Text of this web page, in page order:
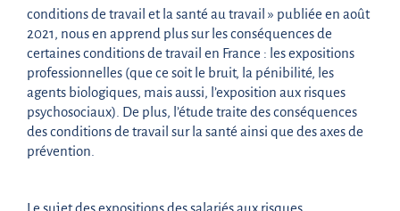
conditions de travail et la santé au travail » publiée en août
2021, nous en apprend plus sur les conséquences de
certaines conditions de travail en France : les expositions
professionnelles (que ce soit le bruit, la pénibilité, les
agents biologiques, mais aussi, l’exposition aux risques
psychosociaux). De plus, l’étude traite des conséquences
des conditions de travail sur la santé ainsi que des axes de
prévention.